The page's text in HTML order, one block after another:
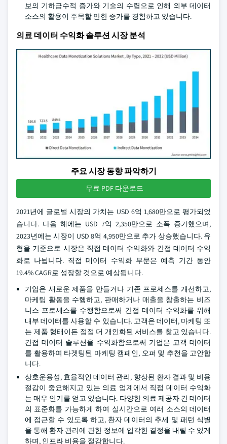
보의 기하급수적 증가와 기술의 수렴으로 인해 외부 데이터
소스의 활용이 주목할 만한 증가를 경험하고 있습니다.
의료 데이터 수익화 솔루션 시장 분석
주요 시장 동향 파악하기
무료 PDF 다운로드
2021년에 글로벌 시장의 가치는 USD 6억 1,680만으로 평가되었
습니다. 다음 해에는 USD 7억 2,350만으로 소폭 증가했으며,
2023년에는 시장이 USD 8억 4,950만으로 추가 상승했습니다. 유
형을 기준으로 시장은 직접 데이터 수익화와 간접 데이터 수익
화로 나뉩니다. 직접 데이터 수익화 부문은 예측 기간 동안
19.4% CAGR로 성장할 것으로 예상됩니다.
기업은 새로운 제품을 만들거나 기존 프로세스를 개선하고,
마케팅 활동을 수행하고, 판매하거나 매출을 창출하는 비즈
니스 프로세스를 수행함으로써 간접 데이터 수익화를 위해
내부 데이터를 사용할 수 있습니다. 고객은 데이터, 마케팅 또
는 제품 형태이든 점점 더 개인화된 서비스를 찾고 있습니다.
간접 데이터 솔루션을 수익화함으로써 기업은 고객 데이터
를 활용하여 타겟팅된 마케팅 캠페인, 오퍼 및 추천을 고안합
니다.
상호운용성, 효율적인 데이터 관리, 향상된 환자 결과 및 비용
절감이 중요해지고 있는 의료 업계에서 직접 데이터 수익화
는 매우 인기를 얻고 있습니다. 다양한 의료 제공자 간 데이터
의 표준화를 가능하게 하여 실시간으로 여러 소스의 데이터
에 접근할 수 있도록 하고, 환자 데이터의 추세 및 패턴 식별
을 통해 환자 관리에 관한 정보에 입각한 결정을 내릴 수 있게
하며, 인프라 비용을 절감합니다.